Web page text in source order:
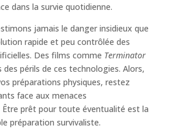
dans la survie quotidienne.
jamais le danger insidieux que
rapide et peu contrôlée des
Des films comme Terminator
périls de ces technologies. Alors,
préparations physiques, restez
face aux menaces
Être prêt pour toute éventualité est la
préparation survivaliste.